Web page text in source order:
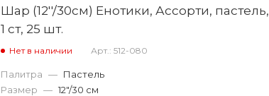
Шар (12''/30см) Енотики, Ассорти, пастель,
1 ст, 25 шт.
Нет в наличии Арт.: 512-080
Палитра — Пастель
Размер — 12"/30 см